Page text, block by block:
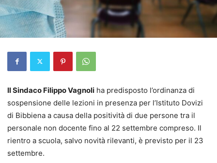
Il Sindaco Filippo Vagnoli ha predisposto l’ordinanza di
sospensione delle lezioni in presenza per l’Istituto Dovizi
di Bibbiena a causa della positività di due persone tra il
personale non docente fino al 22 settembre compreso. Il
rientro a scuola, salvo novità rilevanti, è previsto per il 23
settembre.